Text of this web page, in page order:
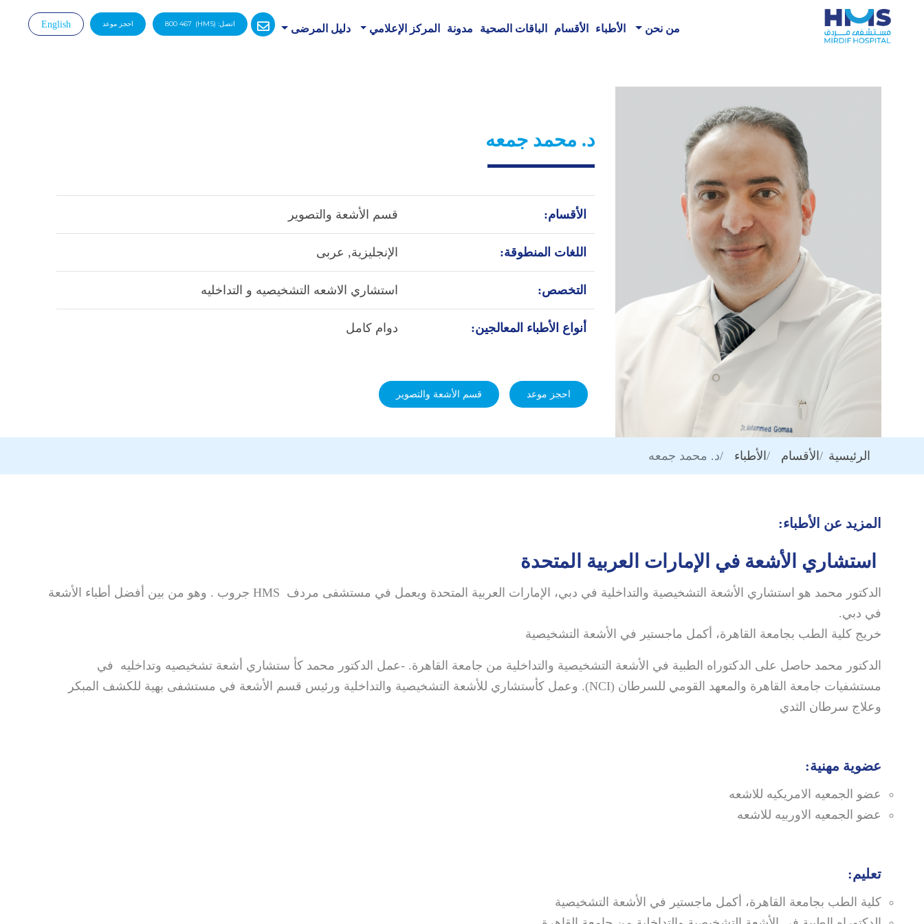
من نحن الأطباء الأقسام الباقات الصحية مدونة المركز الإعلامي دليل المرضى اتصل: 800 467 (HMS) احجز موعد English
د. محمد جمعه
الأقسام: قسم الأشعة والتصوير
اللغات المنطوقة: الإنجليزية, عربى
التخصص: استشاري الاشعه التشخيصيه و التداخليه
أنواع الأطباء المعالجين: دوام كامل
احجز موعد قسم الأشعة والتصوير
الرئيسية الأقسام الأطباء د. محمد جمعه
المزيد عن الأطباء:
استشاري الأشعة في الإمارات العربية المتحدة
الدكتور محمد هو استشاري الأشعة التشخيصية والتداخلية في دبي، الإمارات العربية المتحدة ويعمل في مستشفى مردف HMS جروب . وهو من بين أفضل أطباء الأشعة
في دبي.
خريج كلية الطب بجامعة القاهرة، أكمل ماجستير في الأشعة التشخيصية
الدكتور محمد حاصل على الدكتوراه الطبية في الأشعة التشخيصية والتداخلية من جامعة القاهرة. -عمل الدكتور محمد كأ ستشاري أشعة تشخيصيه وتداخليه في
مستشفيات جامعة القاهرة والمعهد القومي للسرطان (NCI). وعمل كأستشاري للأشعة التشخيصية والتداخلية ورئيس قسم الأشعة في مستشفى بهية للكشف المبكر
وعلاج سرطان الثدي
عضوية مهنية:
عضو الجمعيه الامريكيه للاشعه
عضو الجمعيه الاوربيه للاشعه
تعليم:
كلية الطب بجامعة القاهرة، أكمل ماجستير في الأشعة التشخيصية